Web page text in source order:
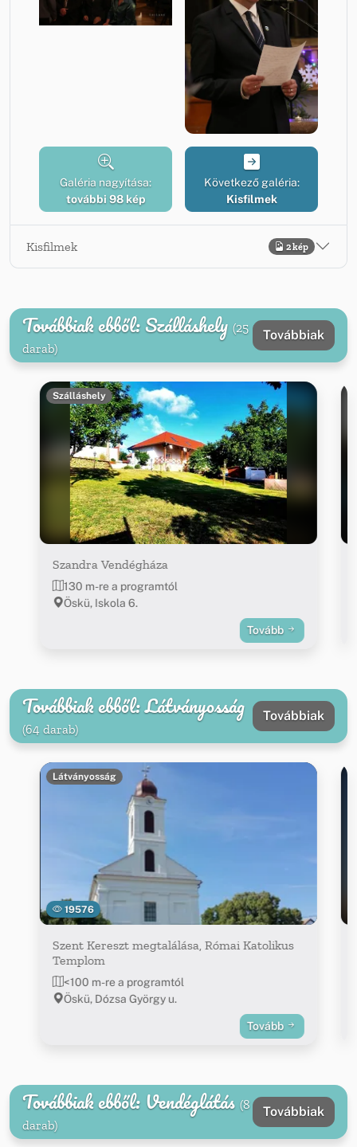
Galéria nagyítása:
további 98 kép
Következő galéria:
Kisfilmek
Kisfilmek 2 kép
Továbbiak ebből: Szálláshely (25
darab)
Továbbiak
Szálláshely
Szandra Vendégháza
130 m-re a programtól
Öskü, Iskola 6.
Tovább
Továbbiak ebből: Látványosság
(64 darab)
Továbbiak
19576
Látványosság
Szent Kereszt megtalálása, Római Katolikus
Templom
<100 m-re a programtól
Öskü, Dózsa György u.
Tovább
Továbbiak ebből: Vendéglátás (8
darab)
Továbbiak